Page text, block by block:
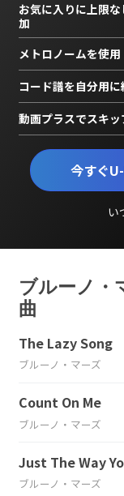
今すぐ
い
お気に入りに上限
加
メトロノームを使用
コード譜を自分用に
動画プラスでスキ
ブルーノ・
曲
The Lazy Song
ブルーノ・マーズ
Count On Me
ブルーノ・マーズ
Just The Way
ブルーノ・マーズ